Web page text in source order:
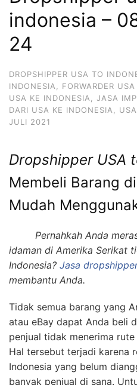
indonesia –
24
DROPSHIPPER USA TO
INDONESIA
FORWARDER
USA KE INDONESIA
JASA
DARI USA KE INDONESIA
JULI 2021
Dropshipper USA
Membeli Barang
Mudah
Pernahkah Anda
idaman di Amerika Serikat
Indonesia? Jasa
membantu Anda.
Tidak semua barang yang
atau eBay dapat Anda beli
penjual tidak menerima
Hal tersebut terjadi karena
Indonesia yang belum
banyak penjual di sana.